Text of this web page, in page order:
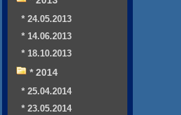
* 24.05.2013
* 14.06.2013
* 18.10.2013
* 2014
* 25.04.2014
* 23.05.2014